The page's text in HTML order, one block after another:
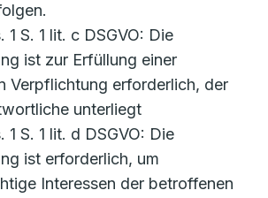
1 S. 1 lit. c DSGVO: Die
ist zur Erfüllung einer
Verpflichtung erforderlich, der
unterliegt
1 S. 1 lit. d DSGVO: Die
ist erforderlich, um
Interessen der betroffenen